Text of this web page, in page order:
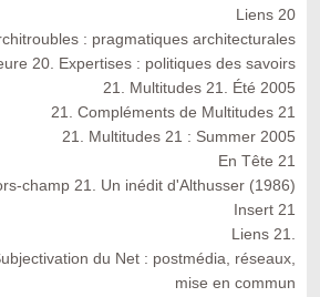
Liens 20
: pragmatiques architecturales
20. Expertises : politiques des savoirs
21. Multitudes 21. Été 2005
21. Compléments de Multitudes 21
21. Multitudes 21 : Summer 2005
En Tête 21
champ 21. Un inédit d'Althusser (1986)
Insert 21
Liens 21.
du Net : postmédia, réseaux,
mise en commun